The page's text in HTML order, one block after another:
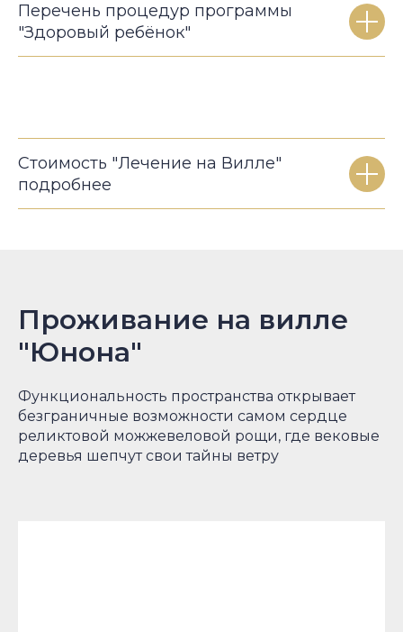
Перечень процедур программы
"Здоровый ребёнок"
Стоимость "Лечение на Вилле"
подробнее
Проживание на вилле
"Юнона"
Функциональность пространства открывает
безграничные возможности самом сердце
реликтовой можжевеловой рощи, где вековые
деревья шепчут свои тайны ветру